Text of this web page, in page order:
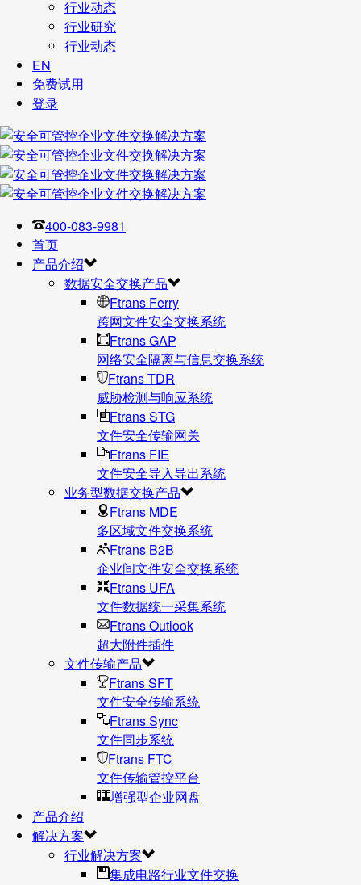
行业动态
行业研究
行业动态
EN
免费试用
登录
400-083-9981
首页
产品介绍
数据安全交换产品
Ftrans Ferry
跨网文件安全交换系统
Ftrans GAP
网络安全隔离与信息交换系统
Ftrans TDR
威胁检测与响应系统
Ftrans STG
文件安全传输网关
Ftrans FIE
文件安全导入导出系统
业务型数据交换产品
Ftrans MDE
多区域文件交换系统
Ftrans B2B
企业间文件安全交换系统
Ftrans UFA
文件数据统⼀采集系统
Ftrans Outlook
超大附件插件
文件传输产品
Ftrans SFT
文件安全传输系统
Ftrans Sync
文件同步系统
Ftrans FTC
文件传输管控平台
增强型企业网盘
产品介绍
解决方案
行业解决方案
集成电路行业文件交换